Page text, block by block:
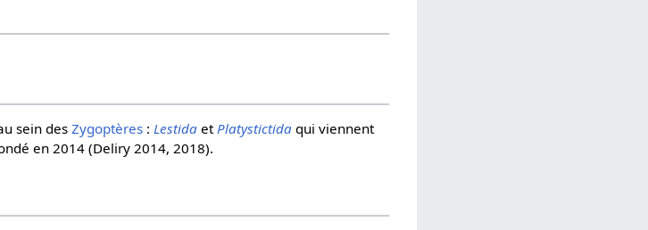
sein desZygoptères :Lestida etPlatystictida qui viennent
en 2014 (Deliry 2014, 2018).